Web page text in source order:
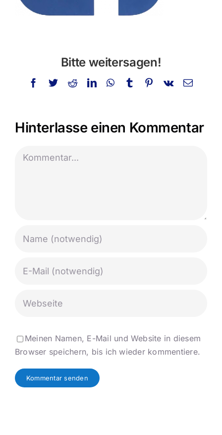
Bitte weitersagen!
Facebook
TwitterRedditLinkedInWhatsApp
TumblrPinterest
Vk
E-
Hinterlasse einen Kommentar
Kommentar
Meinen Namen, E-Mail und Website in diesem
Browser speichern, bis ich wieder kommentiere.